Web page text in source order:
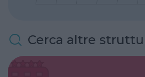
Cerca altre